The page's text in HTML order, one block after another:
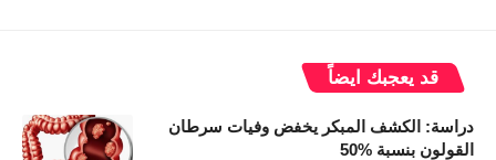
قد يعجبك ايضاً
دراسة: الكشف المبكر يخفض وفيات سرطان
القولون بنسبة 50‎%‎